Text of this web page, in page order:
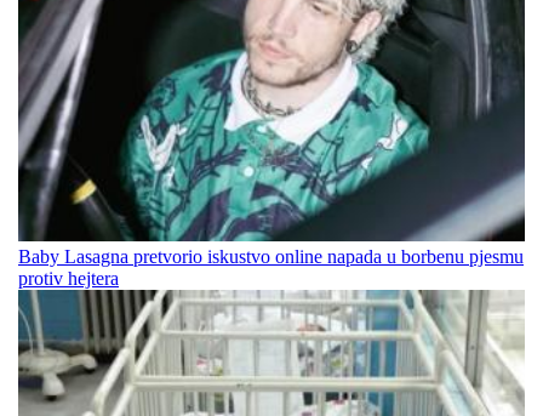
Baby Lasagna pretvorio iskustvo online napada u borbenu pjesmu
protiv hejtera